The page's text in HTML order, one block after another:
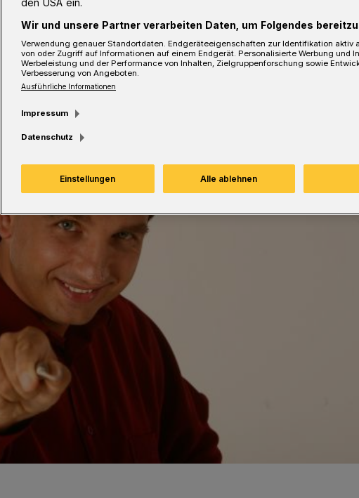
den USA ein.
Wir und unsere Partner verarbeiten Daten, um Folgendes
Verwendung genauer Standortdaten. Endgeräteeigenschaften zur Identifikation aktiv
von oder Zugriff auf Informationen auf einem Endgerät. Personalisierte Werbung und
Werbeleistung und der Performance von Inhalten, Zielgruppenforschung sowie
Verbesserung von Angeboten.
Ausführliche Informationen
Impressum
Datenschutz
Einstellungen Alle ablehnen